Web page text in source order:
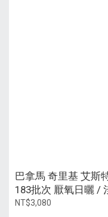
巴拿馬 奇里基 艾斯
183批次 厭氧日曬 /
NT$3,080